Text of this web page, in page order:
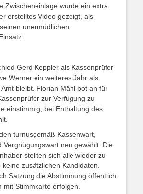
Zwischeneinlage wurde ein extra
erstelltes Video gezeigt, als
unermüdlichen
Gerd Keppler als Kassenprüfer
Werner ein weiteres Jahr als
bleibt. Florian Mähl bot an für
zur Verfügung zu
einstimmig, bei Enthaltung des
turnusgemäß Kassenwart,
Vergnügungswart neu gewählt. Die
stellten sich alle wieder zu
keine zusätzlichen Kandidaten.
Satzung die Abstimmung öffentlich
mit Stimmkarte erfolgen.